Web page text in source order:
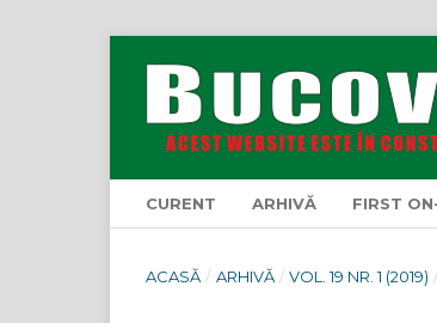
CURENT ARHIVĂ FIRST
ACASĂ / ARHIVĂ / VOL. 19 NR. 1 (2019) /